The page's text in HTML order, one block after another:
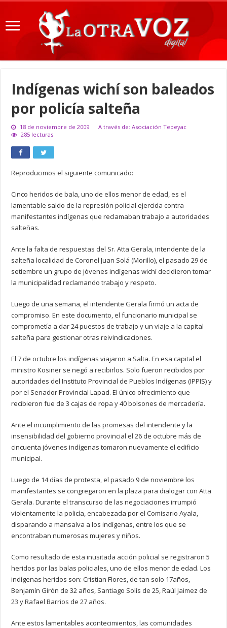
Indígenas wichí son baleados
por policía salteña
18 de noviembre de 2009
A través de: Asociación Tepeyac
285 lecturas
Reproducimos el siguiente comunicado:
Cinco heridos de bala, uno de ellos menor de edad, es el
lamentable saldo de la represión policial ejercida contra
manifestantes indígenas que reclamaban trabajo a autoridades
salteñas.
Ante la falta de respuestas del Sr. Atta Gerala, intendente de la
salteña localidad de Coronel Juan Solá (Morillo), el pasado 29 de
setiembre un grupo de jóvenes indígenas wichí decidieron tomar
la municipalidad reclamando trabajo y respeto.
Luego de una semana, el intendente Gerala firmó un acta de
compromiso. En este documento, el funcionario municipal se
comprometía a dar 24 puestos de trabajo y un viaje a la capital
salteña para gestionar otras reivindicaciones.
El 7 de octubre los indígenas viajaron a Salta. En esa capital el
ministro Kosiner se negó a recibirlos. Solo fueron recibidos por
autoridades del Instituto Provincial de Pueblos Indígenas (IPPIS) y
por el Senador Provincial Lapad. El único ofrecimiento que
recibieron fue de 3 cajas de ropa y 40 bolsones de mercadería.
Ante el incumplimiento de las promesas del intendente y la
insensibilidad del gobierno provincial el 26 de octubre más de
cincuenta jóvenes indígenas tomaron nuevamente el edificio
municipal.
Luego de 14 días de protesta, el pasado 9 de noviembre los
manifestantes se congregaron en la plaza para dialogar con Atta
Gerala. Durante el transcurso de las negociaciones irrumpió
violentamente la policía, encabezada por el Comisario Ayala,
disparando a mansalva a los indígenas, entre los que se
encontraban numerosas mujeres y niños.
Como resultado de esta inusitada acción policial se registraron 5
heridos por las balas policiales, uno de ellos menor de edad. Los
indígenas heridos son: Cristian Flores, de tan solo 17años,
Benjamín Girón de 32 años, Santiago Solís de 25, Raúl Jaimez de
23 y Rafael Barrios de 27 años.
Ante estos lamentables acontecimientos, las comunidades